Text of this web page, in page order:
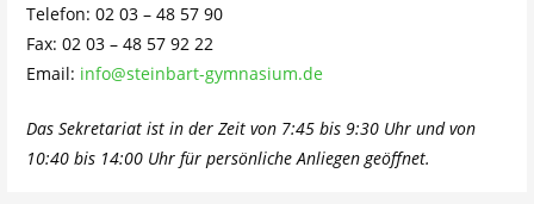
Telefon: 02 03 – 48 57 90
Fax: 02 03 – 48 57 92 22
Email: info@steinbart-gymnasium.de
Das Sekretariat ist in der Zeit von 7:45 bis 9:30 Uhr und von
10:40 bis 14:00 Uhr für persönliche Anliegen geöffnet.